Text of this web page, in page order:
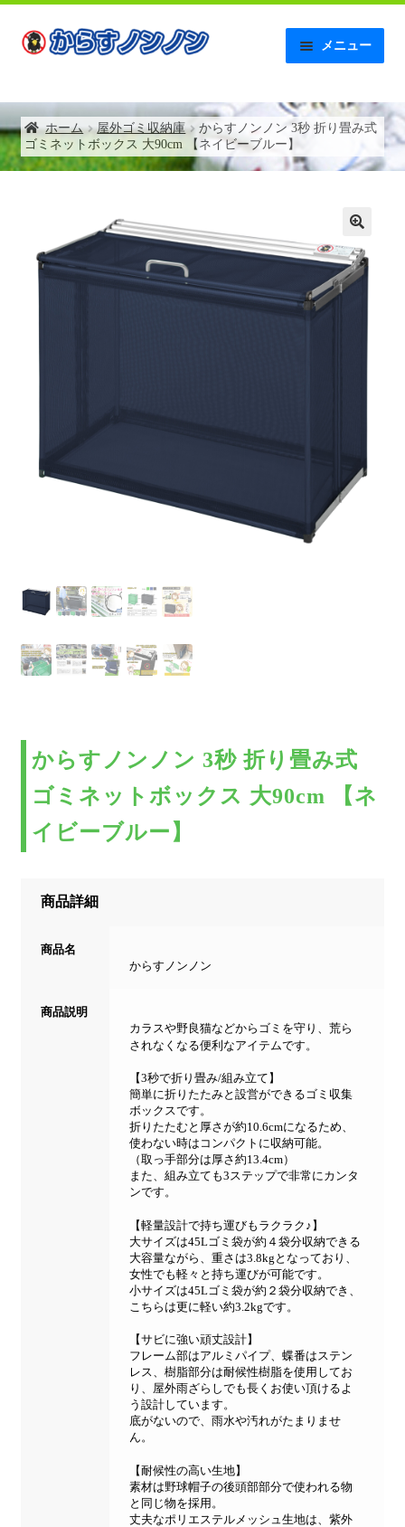
ナ
ビ
シ
ョ
ン
へ
コ
ン
ツ
へ
ス
キ
メニュー
【AMAZON】レビュー記入後の連絡について
お問い合わせ
お支払い
お買い物カゴ
からすノンノンの特徴
特定商取引法
ホーム 屋外ゴミ収納庫
からすノンノン 3秒 折り畳み式
ゴミネットボックス 大90cm 【ネイビーブルー】
からすノンノン 3秒 折り畳み式
ゴミネットボックス 大90cm 【ネ
イビーブルー】
商品詳細
商品名
からすノンノン
商品説明
カラスや野良猫などからゴミを守り、荒ら
されなくなる便利なアイテムです。
【3秒で折り畳み/組み立て】
簡単に折りたたみと設営ができるゴミ収集
ボックスです。
折りたたむと厚さが約10.6cmになるため、
使わない時はコンパクトに収納可能。
（取っ手部分は厚さ約13.4cm）
また、組み立ても3ステップで非常にカンタ
ンです。
【軽量設計で持ち運びもラクラク♪】
大サイズは45Lゴミ袋が約４袋分収納できる
大容量ながら、重さは3.8kgとなっており、
女性でも軽々と持ち運びが可能です。
小サイズは45Lゴミ袋が約２袋分収納でき、
こちらは更に軽い約3.2kgです。
【サビに強い頑丈設計】
フレーム部はアルミパイプ、蝶番はステン
レス、樹脂部分は耐候性樹脂を使用してお
り、屋外雨ざらしでも長くお使い頂けるよ
う設計しています。
底がないので、雨水や汚れがたまりませ
ん。
【耐候性の高い生地】
素材は野球帽子の後頭部部分で使われる物
と同じ物を採用。
丈夫なポリエステルメッシュ生地は、紫外